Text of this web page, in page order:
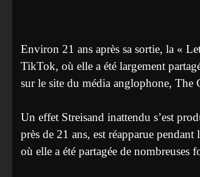
Environ 21 ans après sa sortie, la «
TikTok, où elle a été largement
sur le site du média anglophone, The
Un effet Streisand inattendu s’est
près de 21 ans, est réapparue
où elle a été partagée de nombreuses